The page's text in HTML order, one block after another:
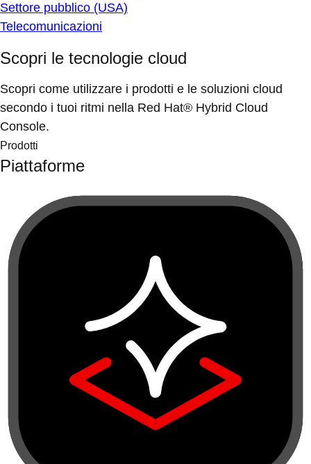
Settore pubblico (USA)
Telecomunicazioni
Scopri le tecnologie cloud
Scopri come utilizzare i prodotti e le soluzioni cloud
secondo i tuoi ritmi nella Red Hat® Hybrid Cloud
Console.
Prodotti
Piattaforme